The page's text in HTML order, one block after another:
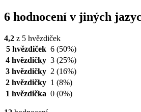
6 hodnocení v jiných
4,2 z 5 hvězdiček
5 hvězdiček 6 (50%)
4 hvězdičky 3 (25%)
3 hvězdičky 2 (16%)
2 hvězdičky 1 (8%)
1 hvězdička 0 (0%)